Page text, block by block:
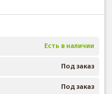
Есть в наличии
Под заказ
Под заказ